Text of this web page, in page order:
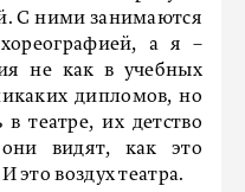
С ними занимаются
а я –
не как в учебных
дипломов, но
театре, их детство
видят, как это
это воздух театра.